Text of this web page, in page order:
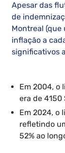
Apesar das
de
Montreal (que
inflação a
significativos
Em 2004, o
era de 4150
Em 2024, o
refletindo
52% ao